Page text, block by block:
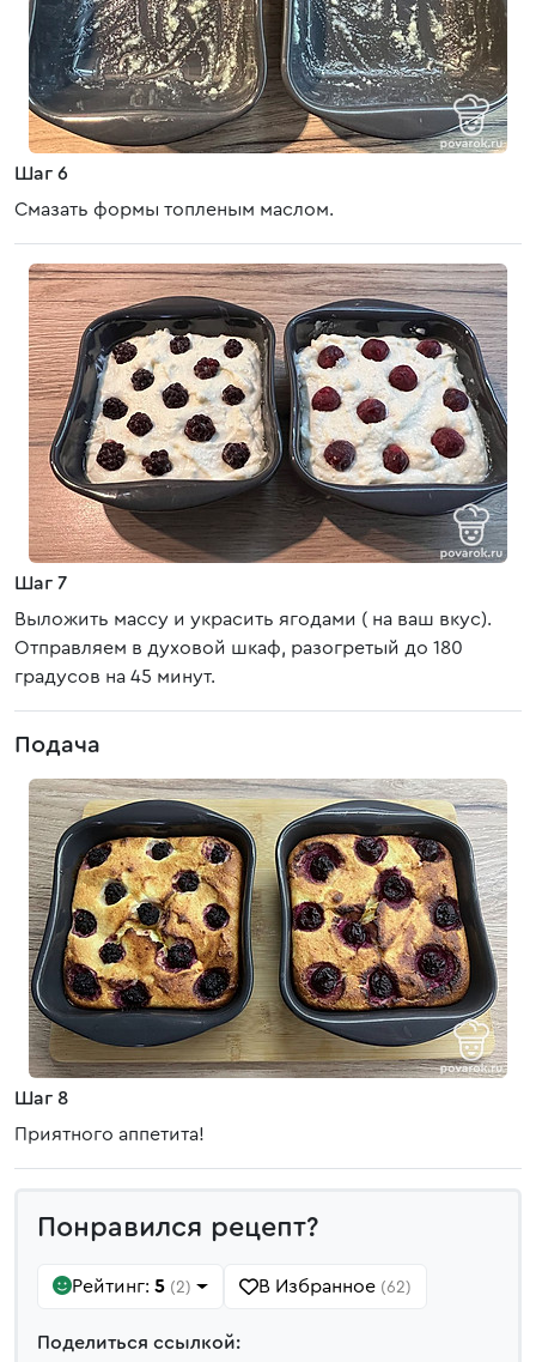
Шаг 6
Смазать формы топленым маслом.
Шаг 7
Выложить массу и украсить ягодами ( на ваш вкус).
Отправляем в духовой шкаф, разогретый до 180
градусов на 45 минут.
Подача
Шаг 8
Приятного аппетита!
Понравился рецепт?
Рейтинг: 5 (2) В Избранное (62)
Поделиться ссылкой: